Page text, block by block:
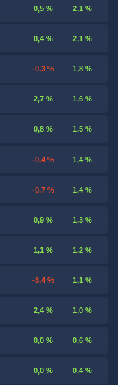
0,5 % 2,1 %
0,4 % 2,1 %
-0,3 % 1,8 %
2,7 % 1,6 %
0,8 % 1,5 %
-0,4 % 1,4 %
-0,7 % 1,4 %
0,9 % 1,3 %
1,1 % 1,2 %
-3,4 % 1,1 %
2,4 % 1,0 %
0,0 % 0,6 %
0,0 % 0,4 %